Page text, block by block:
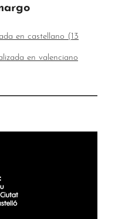
en castellano (13
en valenciano